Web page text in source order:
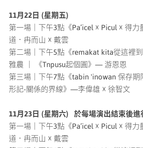
11月22日 (星期五)
第一場｜下午3點《Pa’icel ☓ Picul ☓ 得
道．冉而山 ☓ 戴雲
第二場｜下午5點《remakat kita從這裡
雅農 ｜ 《Tnpusu起個圓》— 游恩恩
第三場｜下午7點《tabin 'inowan 保存
形記-關係的界線》—李偉雄 ☓ 徐智文
11月23日 (星期六) 於每場演出結束後進
第一場｜下午3點《Pa’icel ☓ Picul ☓ 得
道．冉而山 ☓ 戴雲